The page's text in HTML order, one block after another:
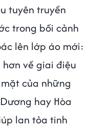
tuyên truyền
trong bối cảnh
lên lớp áo mới:
về giai điệu
của những
hay Hòa
lan tỏa tinh